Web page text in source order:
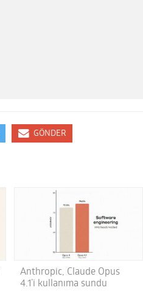
GÖNDER
Anthropic, Claude Opus
4.1’i kullanıma sundu